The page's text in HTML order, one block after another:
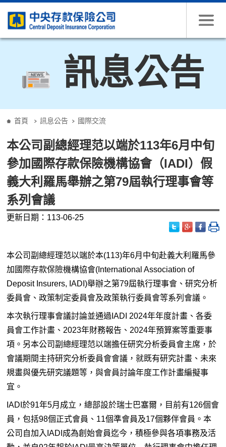
訊息公告
首頁 訊息公告 國際交流
本公司副總經理范以端於113年6月中旬
參加國際存款保險機構協會（IADI）假
義大利羅馬舉辦之第79屆執行理事會等
系列會議
更新日期：113-06-25
本公司副總經理范以端於本(113)年6月中旬赴義大利羅馬參
加國際存款保險機構協會(International Association of
Deposit Insurers, IADI)舉辦之第79屆執行理事會、研究分析
委員會、政策制定委員會及政策執行委員會等系列會議。
本次執行理事會議討論並通過IADI 2024年年度計畫、各委
員會工作計畫、2023年財務報告、2024年預算案等重要事
項。另本公司副總經理范以端擔任研究分析委員會主席，於
會議期間主持研究分析委員會會議，就既有研究計畫、未來
規畫與優先研究議題等，與會員討論年度工作計畫編擬事
宜。
IADI於91年5月成立，總部設於瑞士巴塞爾，目前有126個會
員，包括98個正式會員、11個準會員及17個夥伴會員。本
公司自加入IADI成為創始會員迄今，積極參與各項事務及活